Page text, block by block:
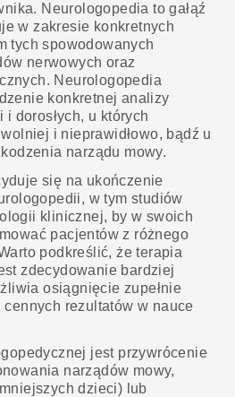
Neurologopedia to gałąź
w zakresie konkretnych
tych spowodowanych
nerwowych oraz
Neurologopedia
konkretnej analizy
dorosłych, u których
i nieprawidłowo, bądź u
narządu mowy.
się na ukończenie
w tym studiów
klinicznej, by w swoich
pacjentów z różnego
podkreślić, że terapia
zdecydowanie bardziej
osiągnięcie zupełnie
rezultatów w nauce
jest przywrócenie
narządów mowy,
dzieci) lub